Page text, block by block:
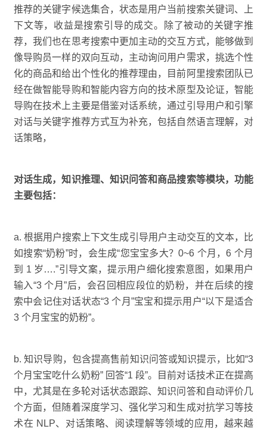
推荐的关键字候选集合，状态是用户当前搜索关键词、上
下文等，收益是搜索引导的成交。除了被动的关键字推
荐，我们也在思考搜索中更加主动的交互方式，能够做到
像导购员一样的双向互动，主动询问用户需求，挑选个性
化的商品和给出个性化的推荐理由，目前阿里搜索团队已
经在做智能导购和智能内容方向的技术原型及论证，智能
导购在技术上主要是借鉴对话系统，通过引导用户和引擎
对话与关键字推荐方式互为补充，包括自然语言理解，对
话策略，
对话生成，知识推理、知识问答和商品搜索等模块，功能
主要包括：
a. 根据用户搜索上下文生成引导用户主动交互的文本，比
如搜索“奶粉”时，会生成“您宝宝多大？0~6 个月，6 个月
到 1 岁….”引导文案，提示用户细化搜索意图，如果用户
输入“3 个月”后，会召回相应段位的奶粉，并在后续的搜
索中会记住对话状态“3 个月”宝宝和提示用户“以下是适合
3 个月宝宝的奶粉”。
b. 知识导购，包含提高售前知识问答或知识提示，比如“3
个月宝宝吃什么奶粉” 回答“1 段”。目前对话技术正在提高
中，尤其是在多轮对话状态跟踪、知识问答和自动评价几
个方面，但随着深度学习、强化学习和生成对抗学习等技
术在 NLP、对话策略、阅读理解等领域的应用，越来越